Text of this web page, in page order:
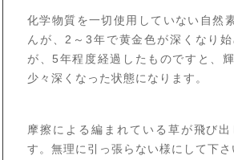
化学物質を一切使用していない自然
んが、2～3年で黄金色が深くなり
が、5年程度経過したものですと、
少々深くなった状態になります。
摩擦による編まれている草が飛び
す。無理に引っ張らない様にして下さ